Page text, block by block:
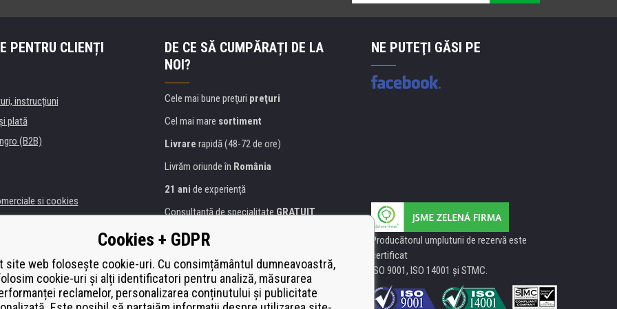
PENTRU CLIENȚI
instrucțiuni
plată
(B2B)
si cookies
de imprimante
de înlocuire
od smlouvy
DE CE SĂ CUMPĂRAȚI DE LA
NOI?
Cele mai bune preţuri preţuri
Cel mai mare sortiment
Livrare rapidă (48-72 de ore)
Livrăm oriunde în România
21 ani de experienţă
Consultanţă de specialitate GRATUIT
Abordarea amabilă
certificat
Heureka
Platăsecurizată on-line
NE PUTEŢI GĂSI PE
Producătorul umpluturii de rezervă este
certificat
ISO 9001, ISO 14001 şi STMC.
Cookies + GDPR
site web folosește cookie-uri. Cu consimțământul dumneavoastră,
cookie-uri și alți identificatori pentru analiză, măsurarea
reclamelor, personalizarea conținutului și publicitate